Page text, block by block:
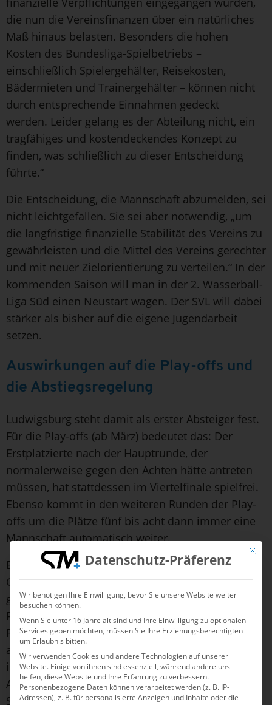
die nun die Vereinsfinanzen über ein natürliches
Maß hinaus belasten. Besonders die hohen
Kosten des Bundesliga-Spielbetriebs –
einschließlich Spielergehälter, Reisekosten,
Bädermieten und Trainergehälter – können nicht
durch entsprechende Einnahmen gedeckt
werden. Leider gelang es der Abteilung nicht, ein
tragfähiges und kostendeckendes Konzept zu
finden, was schließlich zu dieser Entscheidung
führte.“
Die Entscheidung, die Mannschaft abzumelden, sei
nicht leichtgefallen. Sie sei aber notwendig, „um
die langfristige finanzielle Stabilität des Vereins zu
gewährleisten und die Mittel des Vereins gerechter
und mit neuer Zielorientierung zu verteilen.“ In der
kommenden Saison will man in der 2. Wasserball-
Liga Süd einen Neustart wagen. Der SVL will dabei
stärker als bisher auf die eigene Jugendarbeit
setzen.
Auswirkungen auf die Play-offs und
die Abstiegsregelung
Ludwigsburg steht damit als erster Absteiger fest.
Für die Play-offs (ab März) bedeutet das: Der
Erstplatzierte nach der Hauptrunde, der
normalerweise gegen den Achten hätte antreten
müssen, hat stattdessen im Viertelfinale spielfrei.
Ebenso kommt in den weiteren Runden der Play-
offs um die Plätze fünf bis acht dann immer eine
Mannschaft automatisch weiter.
Es steigt auch kein weiteres Team aus der A-
Gruppe ab. Der Gewinner der B-Gruppe steigt wie
gehabt auf. Er nimmt zur neuen Saison dann den
Platz von Ludwigsburg ein in der Top-Staffel. Der
Rückzug des SVL hat aber weitere Auswirkungen
auf den Tabellenkeller der B-Gruppe. Dort gibt es
in der Saison 2024/25 keinen weiteren direkten
Absteiger, erklärte Rundenleiter Holger
Sonnenfeld.
Mit
Datenschutz-Präferenz
Wir benötigen Ihre Einwilligung, bevor Sie unsere Website weiter
besuchen können.
Wenn Sie unter 16 Jahre alt sind und Ihre Einwilligung zu optionalen
Services geben möchten, müssen Sie Ihre Erziehungsberechtigten
um Erlaubnis bitten.
Wir verwenden Cookies und andere Technologien auf unserer
Website. Einige von ihnen sind essenziell, während andere uns
helfen, diese Website und Ihre Erfahrung zu verbessern.
Personenbezogene Daten können verarbeitet werden (z. B. IP-
Adressen), z. B. für personalisierte Anzeigen und Inhalte oder die